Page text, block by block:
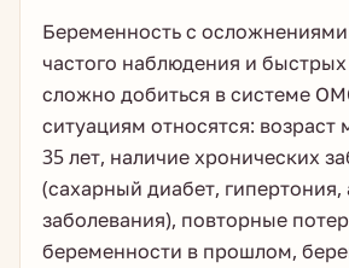
Беременность с
частого наблюдения и
сложно добиться в системе
ситуациям относятся: возраст
35 лет, наличие хронических
(сахарный диабет,
заболевания), повторные
беременности в прошлом,